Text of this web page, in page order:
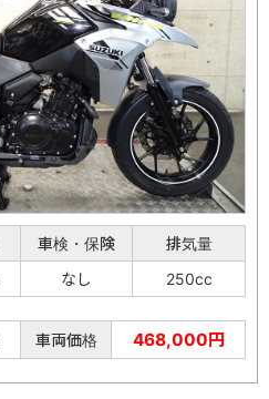
車検・保険
排気量
なし 250cc
車両価格 468,000円